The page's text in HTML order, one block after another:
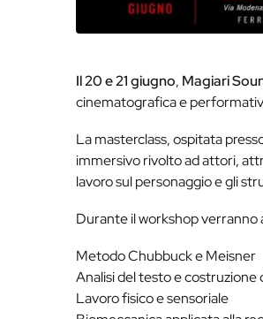
Il 20 e 21 giugno, Magiari
cinematografica e
La masterclass, ospitata
immersivo rivolto ad attori,
lavoro sul personaggio e gli
Durante il workshop
Metodo Chubbuck e Meisner
Analisi del testo e costruzione
Lavoro fisico e sensoriale